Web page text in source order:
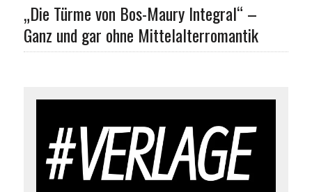
„Die Türme von Bos-Maury Integral“ –
Ganz und gar ohne Mittelalterromantik